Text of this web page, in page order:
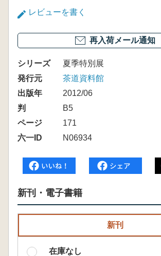
レビューを書く
再入荷メール通知
シリーズ
夏季特別展
発行元
茶道資料館
出版年
2012/06
判
B5
ページ
171
六一ID
N06934
新刊・電子書籍
新刊
在庫なし